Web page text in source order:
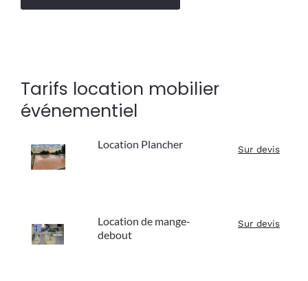
Tarifs location mobilier
événementiel
Location Plancher Sur devis
Location de mange-
debout
Sur devis